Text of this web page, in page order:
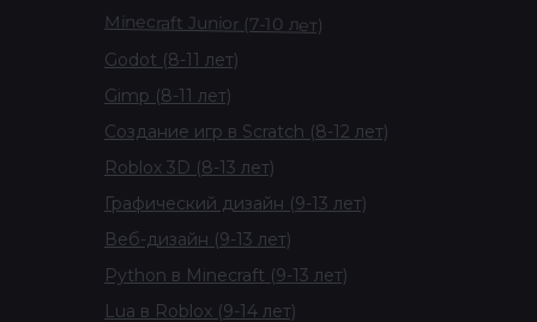
Minecraft Junior (7-10 лет)
Gimp (8-11 лет)
Godot (8-11 лет)
Создание игр в Scratch (8-12 лет)
Roblox 3D (8-13 лет)
Графический дизайн (9-13 лет)
Python в Minecraft (9-13 лет)
Веб-дизайн (9-13 лет)
Lua в Roblox (9-14 лет)